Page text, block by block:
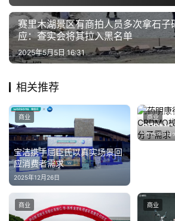
赛里木湖景区有商拍人员多次拿石子
应：查实会将其拉入黑名单
2025年5月5日 16:31
相关推荐
宝洁携手屈臣氏以真实场景回
应消费者需求
2025年12月26日
商业
药明康
新分子
2025年3月
商业
商业 商业